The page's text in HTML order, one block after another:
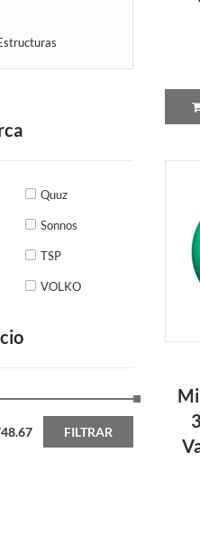
Quuz
Sonnos
TSP
VOLKO
FILTRAR